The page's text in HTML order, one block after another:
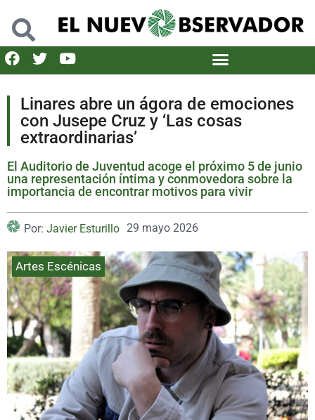
Linares abre un ágora de emociones
con Jusepe Cruz y ‘Las cosas
extraordinarias’
El Auditorio de Juventud acoge el próximo 5 de junio
una representación íntima y conmovedora sobre la
importancia de encontrar motivos para vivir
Por: Javier Esturillo 29 mayo 2026
Artes Escénicas